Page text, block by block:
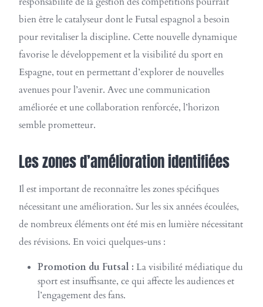
bien être le catalyseur dont le Futsal espagnol a besoin
pour revitaliser la discipline. Cette nouvelle dynamique
favorise le développement et la visibilité du sport en
Espagne, tout en permettant d’explorer de nouvelles
avenues pour l’avenir. Avec une communication
améliorée et une collaboration renforcée, l’horizon
semble prometteur.
Les zones d’amélioration identifiées
Il est important de reconnaître les zones spécifiques
nécessitant une amélioration. Sur les six années écoulées,
de nombreux éléments ont été mis en lumière nécessitant
des révisions. En voici quelques-uns :
Promotion du Futsal : La visibilité médiatique du
sport est insuffisante, ce qui affecte les audiences et
l’engagement des fans.